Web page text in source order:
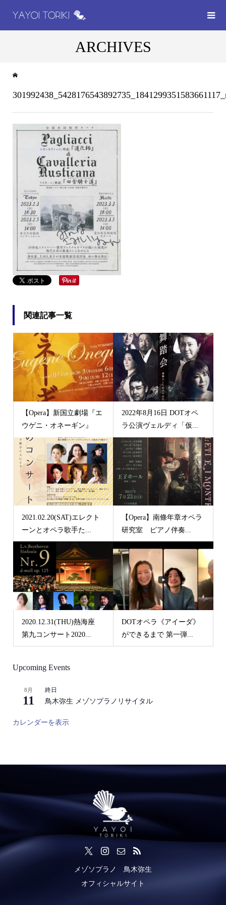
ARCHIVES
関連記事一覧
【Opera】新国立劇場『エ
ウゲニ・オネーギン』
2022年8月16日 DOTオペ
ラ公演ヴェルディ「仮...
2021.02.20(SAT)エレクト
ーンとオペラ歌手た...
【Opera】南條年章オペラ
研究室 ピアノ伴奏...
2020.12.31(THU)熱海座
第九コンサート2020...
DOTオペラ《アイーダ》
ができるまで 第一弾...
Upcoming Events
8月
11
終日
鳥木弥生 メゾソプラノリサイタル
カレンダーを表示
メゾソプラノ 鳥木弥生
オフィシャルサイト